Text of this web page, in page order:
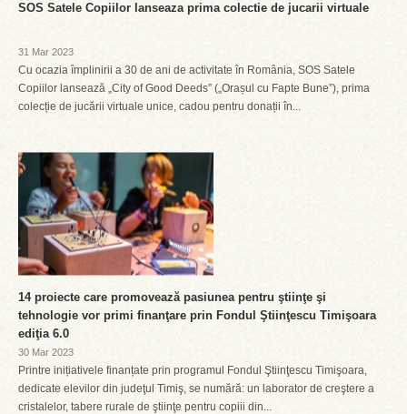
SOS Satele Copiilor lanseaza prima colectie de jucarii virtuale
31 Mar 2023
Cu ocazia împlinirii a 30 de ani de activitate în România, SOS Satele
Copiilor lansează „City of Good Deeds” („Orașul cu Fapte Bune”), prima
colecție de jucării virtuale unice, cadou pentru donații în...
14 proiecte care promovează pasiunea pentru ştiinţe şi
tehnologie vor primi finanţare prin Fondul Ştiinţescu Timişoara
ediţia 6.0
30 Mar 2023
Printre inițiativele finanțate prin programul Fondul Ştiinţescu Timişoara,
dedicate elevilor din judeţul Timiş, se numără: un laborator de creştere a
cristalelor, tabere rurale de ştiinţe pentru copiii din...